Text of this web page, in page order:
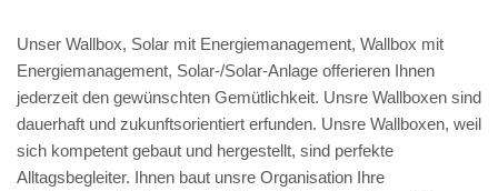
Unser Wallbox, Solar mit Energiemanagement, Wallbox mit
Energiemanagement, Solar-/Solar-Anlage offerieren Ihnen
jederzeit den gewünschten Gemütlichkeit. Unsre Wallboxen sind
dauerhaft und zukunftsorientiert erfunden. Unsre Wallboxen, weil
sich kompetent gebaut und hergestellt, sind perfekte
Alltagsbegleiter. Ihnen baut unsre Organisation Ihre